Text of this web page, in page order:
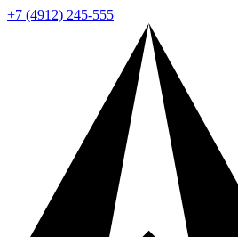
+7 (4912) 245-555